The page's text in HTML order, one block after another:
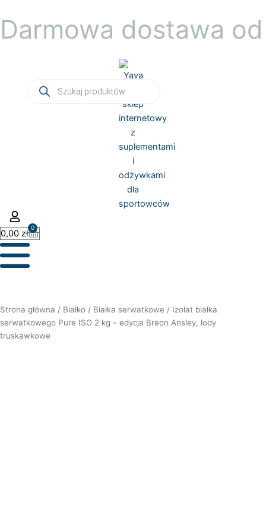
do
treści
Darmowa dostawa od
produktów
0,00 zł
0
Wózek
Strona główna / Białko / Białka serwatkowe / Izolat białka
serwatkowego Pure ISO 2 kg – edycja Breon Ansley, lody
truskawkowe